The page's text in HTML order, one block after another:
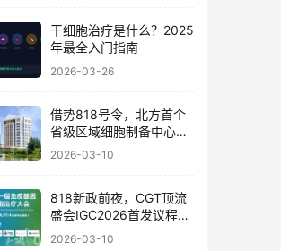
干细胞治疗是什么？2025
年最全入门指南
2026-03-26
借势818号令，北方首个
省级区域细胞制备中心落
地
2026-03-10
818新政前夜，CGT顶流
盛会IGC2026首发议程公
布！体内细胞/基因治疗/
2026-03-10